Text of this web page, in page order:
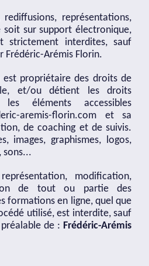
représentations,
sur support électronique,
strictement interdites, sauf
Frédéric-Arémis Florin.
est propriétaire des droits de
et/ou détient les droits
éléments accessibles
aremis-florin.com et sa
de coaching et de suivis.
images, graphismes, logos,
sons...
modification,
de tout ou partie des
formations en ligne, quel que
utilisé, est interdite, sauf
de : Frédéric-Arémis